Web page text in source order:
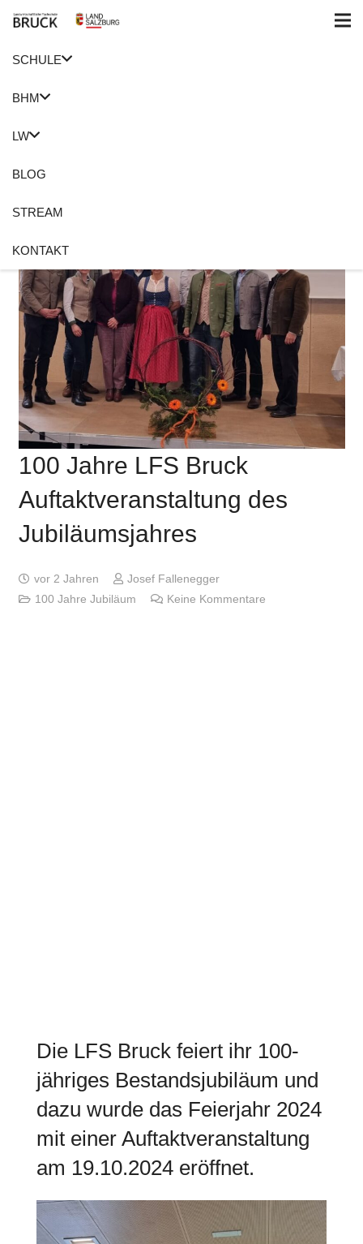
SCHULE
BHM
LW
BLOG
STREAM
KONTAKT
100 Jahre LFS Bruck
Auftaktveranstaltung des
Jubiläumsjahres
vor 2 Jahren
Josef Fallenegger
100 Jahre Jubiläum
Keine Kommentare
Die LFS Bruck feiert ihr 100-
jähriges Bestandsjubiläum und
dazu wurde das Feierjahr 2024
mit einer Auftaktveranstaltung
am 19.10.2024 eröffnet.